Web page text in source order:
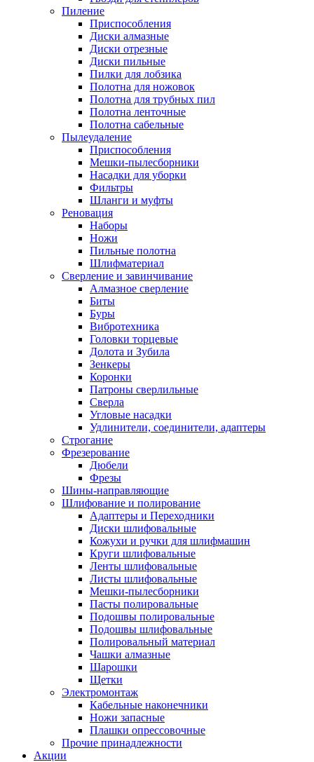
Пиление
Приспособления
Диски алмазные
Диски отрезные
Диски пильные
Пилки для лобзика
Полотна для ножовок
Полотна для трубных пил
Полотна ленточные
Полотна сабельные
Пылеудаление
Приспособления
Мешки-пылесборники
Насадки для уборки
Фильтры
Шланги и муфты
Реновация
Наборы
Ножи
Пильные полотна
Шлифматериал
Сверление и завинчивание
Алмазное сверление
Биты
Буры
Вибротехника
Головки торцевые
Долота и Зубила
Зенкеры
Коронки
Патроны сверлильные
Сверла
Угловые насадки
Удлинители, соединители, адаптеры
Строгание
Фрезерование
Дюбели
Фрезы
Шины-направляющие
Шлифование и полирование
Адаптеры и Переходники
Диски шлифовальные
Кожухи и ручки для шлифмашин
Круги шлифовальные
Ленты шлифовальные
Листы шлифовальные
Мешки-пылесборники
Пасты полировальные
Подошвы полировальные
Подошвы шлифовальные
Полировальный материал
Чашки алмазные
Шарошки
Щетки
Электромонтаж
Кабельные наконечники
Ножи запасные
Плашки опрессовочные
Прочие принадлежности
Акции